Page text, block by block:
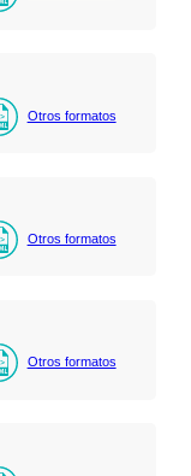
Otros formatos
Otros formatos
Otros formatos